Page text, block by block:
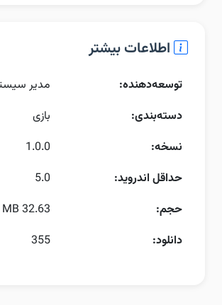
اطلاعات بیشتر
توسعه‌دهنده:
مدیر
دسته‌بندی:
بازی
نسخه:
1.0.0
حداقل اندروید:
5.0
حجم:
32.63 MB
دانلود:
355